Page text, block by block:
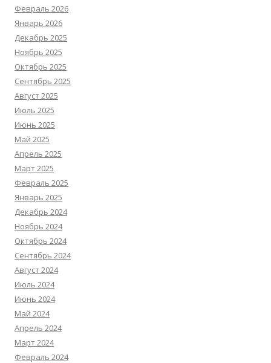
Февраль 2026
Январь 2026
Декабрь 2025
Ноябрь 2025
Октябрь 2025
Сентябрь 2025
Август 2025
Июль 2025
Июнь 2025
Май 2025
Апрель 2025
Март 2025
Февраль 2025
Январь 2025
Декабрь 2024
Ноябрь 2024
Октябрь 2024
Сентябрь 2024
Август 2024
Июль 2024
Июнь 2024
Май 2024
Апрель 2024
Март 2024
Февраль 2024